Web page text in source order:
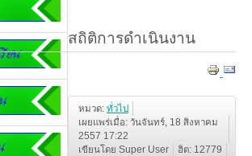
สถิติการดำเนินงาน
หมวด: ทั่วไป
เผยแพร่เมื่อ: วันจันทร์, 18 สิงหาคม
2557 17:22
เขียนโดย Super User
ฮิต: 12779